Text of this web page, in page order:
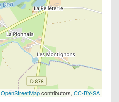
OpenStreetMapcontributors, CC-BY-SA